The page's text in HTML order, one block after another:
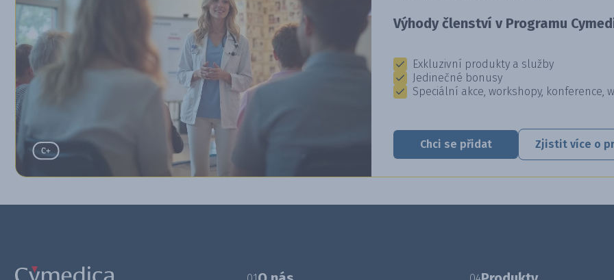
Výhody členství v Programu
Exkluzivní produkty a služby
Jedinečné bonusy
Speciální akce, workshopy, konference,
Chci se přidat Zjistit více o